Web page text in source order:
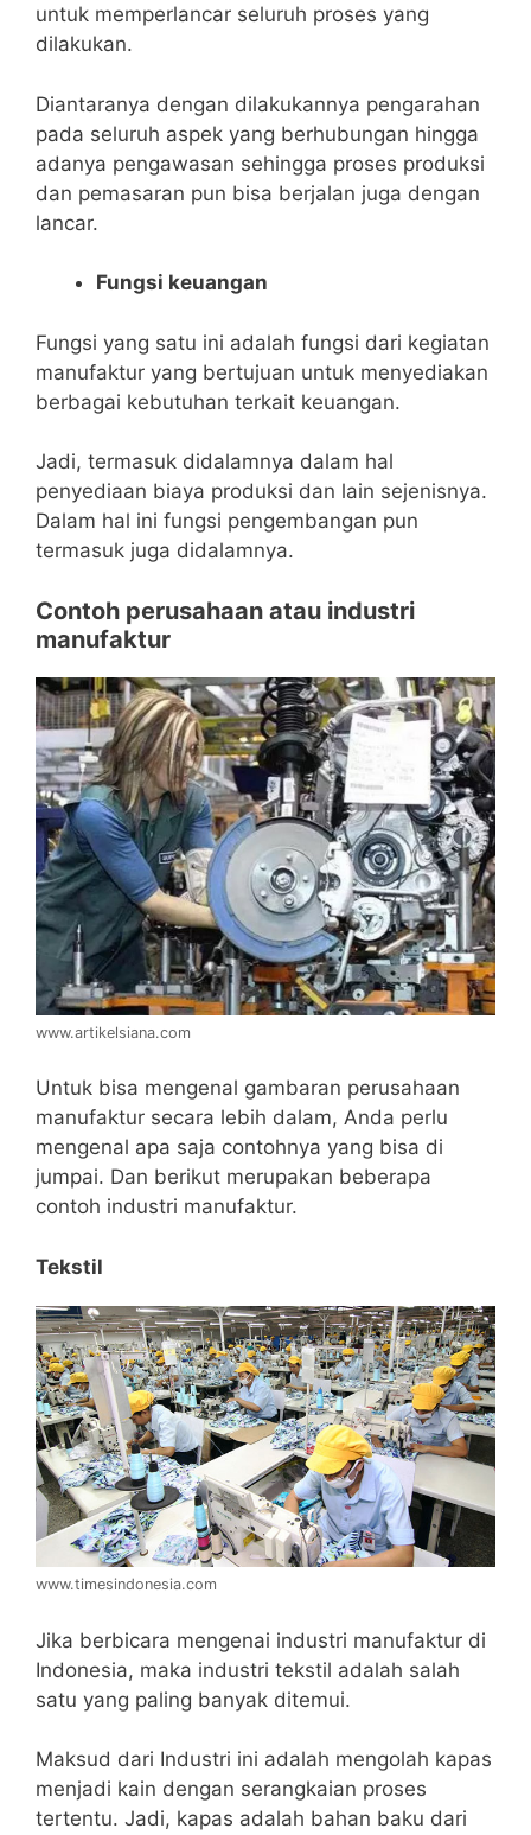
untuk memperlancar seluruh proses yang
dilakukan.
Diantaranya dengan dilakukannya pengarahan
pada seluruh aspek yang berhubungan hingga
adanya pengawasan sehingga proses produksi
dan pemasaran pun bisa berjalan juga dengan
lancar.
Fungsi keuangan
Fungsi yang satu ini adalah fungsi dari kegiatan
manufaktur yang bertujuan untuk menyediakan
berbagai kebutuhan terkait keuangan.
Jadi, termasuk didalamnya dalam hal
penyediaan biaya produksi dan lain sejenisnya.
Dalam hal ini fungsi pengembangan pun
termasuk juga didalamnya.
Contoh perusahaan atau industri
manufaktur
www.artikelsiana.com
Untuk bisa mengenal gambaran perusahaan
manufaktur secara lebih dalam, Anda perlu
mengenal apa saja contohnya yang bisa di
jumpai. Dan berikut merupakan beberapa
contoh industri manufaktur.
Tekstil
www.timesindonesia.com
Jika berbicara mengenai industri manufaktur di
Indonesia, maka industri tekstil adalah salah
satu yang paling banyak ditemui.
Maksud dari Industri ini adalah mengolah kapas
menjadi kain dengan serangkaian proses
tertentu. Jadi, kapas adalah bahan baku dari